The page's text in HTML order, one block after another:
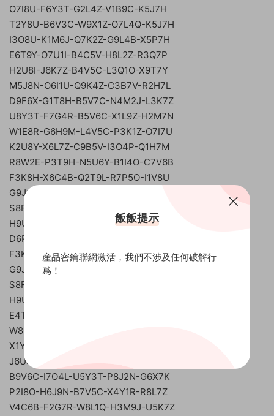
O7I8U-F6Y3T-G2L4Z-V1B9C-K5J7H
T2Y8U-B6V3C-W9X1Z-O7L4Q-K5J7H
I3O8U-K1M6J-Q7K2Z-G9L4B-X5P7H
E6T9Y-O7U1I-B4C5V-H8L2Z-R3Q7P
H2U8I-J6K7Z-B4V5C-L3Q1O-X9T7Y
M5J8N-O6I1U-Q9K4Z-C3B7V-R2H7L
D9F6X-G1T8H-B5V7C-N4M2J-L3K7Z
U8Y3T-F7G4R-B5V6C-X1L9Z-H2M7N
W1E8R-G6H9M-L4V5C-P3K1Z-O7I7U
K2U8Y-X6L7Z-C9B5V-I3O4P-Q1H7M
R8W2E-P3T9H-N5U6Y-B1I4O-C7V6B
F3K8H-X6C4B-Q2T9L-R7P5O-I1V8U
G9J3M-R4V6C-L8K7Z-O1P5O-U5Y7T
S8F4D-J6H2M-B4V6C-N3M5H-Q1P8O
H9U3Y-X1I7O-G4F6X-J8L2Z-Q5V7B
D6R8F-K3M7N-B4V6C-K9J3S-P5L7Q
F3K8H-O7C4B-Q2X9L-R7T5Y-I1V8U
G9J3M-R4V6C-Y6K7Z-O8P1Q-U5Y7T
S8F4D-K6L2Z-B9V7C-M3N5H-Q1P8O
H9U3Y-R8K7Z-N8M7F-X4C1V-Q7P5O
E4T2H-W8J9N-L8K7Z-Q3V1B-F5G7R
W8E2R-C6H9M-B7V5C-P3L1Q-O4I7U
X1Y8T-A3L2Z-P5O7K-M9J6H-C4V7B
J6U8Y-T2L7Z-X4M1H-K8C7B-Q5P3O
B9V6C-I7O4L-U5Y3T-P8J2N-G6X7K
P2I8O-H6J9N-B7V5C-X4Y1R-R8L7Z
V4C6B-F2G7R-W8L1Q-H3M9J-U5K7Z
飯飯提示
産品密鑰聯網激活，我們不涉及任何破解行
爲！